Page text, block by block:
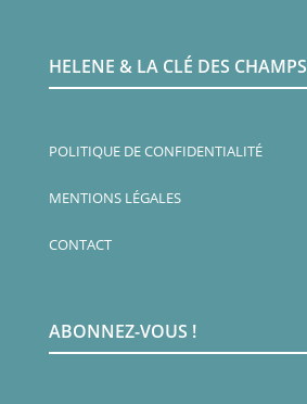
HELENE & LA CLÉ DES CHAMPS
POLITIQUE DE CONFIDENTIALITÉ
MENTIONS LÉGALES
CONTACT
ABONNEZ-VOUS !